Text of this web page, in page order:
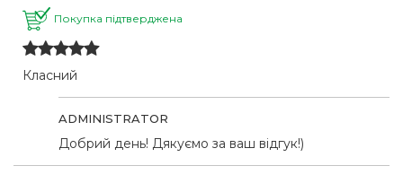
Покупка підтверджена
Класний
ADMINISTRATOR
Добрий день! Дякуємо за ваш відгук!)